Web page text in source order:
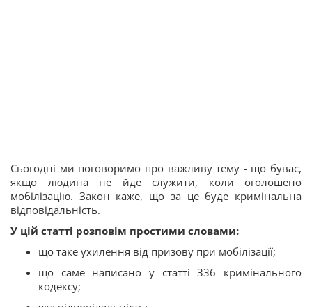
Сьогодні ми поговоримо про важливу тему - що буває,
якщо людина не йде служити, коли оголошено
мобілізацію. Закон каже, що за це буде кримінальна
відповідальність.
У цій статті розповім простими словами:
що таке ухилення від призову при мобілізації;
що саме написано у статті 336 кримінального
кодексу;